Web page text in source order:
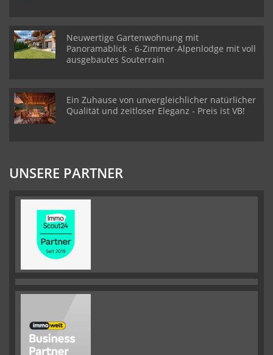
Neuwertige Gartenwohnung mit
Panoramablick - 6-Zimmer-Alpenlodge mit voll
ausgebautes Souterrain
Ein Zuhause von unvergleichlicher natürlicher
Qualität und zeitloser Eleganz - Preis ist VB!
UNSERE PARTNER